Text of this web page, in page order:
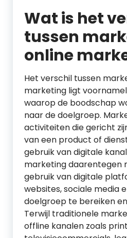
Wat is het
tussen
online
Het verschil tussen
marketing ligt
waarop de boodschap
naar de doelgroep.
activiteiten die gericht
van een product of
gebruik van digitale
marketing daarentegen
gebruik van digitale
websites, sociale media
doelgroep te bereiken
Terwijl traditionele
offline kanalen zoals